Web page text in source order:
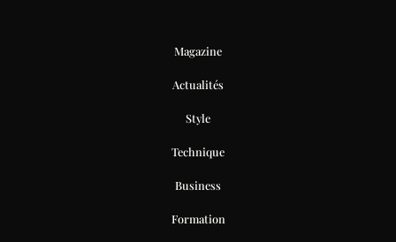
Magazine
Actualités
Style
Technique
Business
Formation